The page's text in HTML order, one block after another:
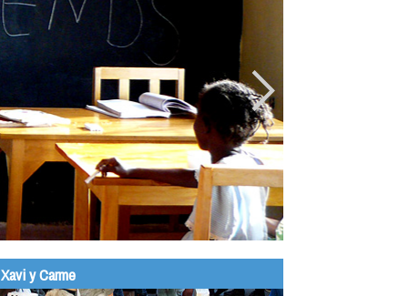
Xavi y Carme